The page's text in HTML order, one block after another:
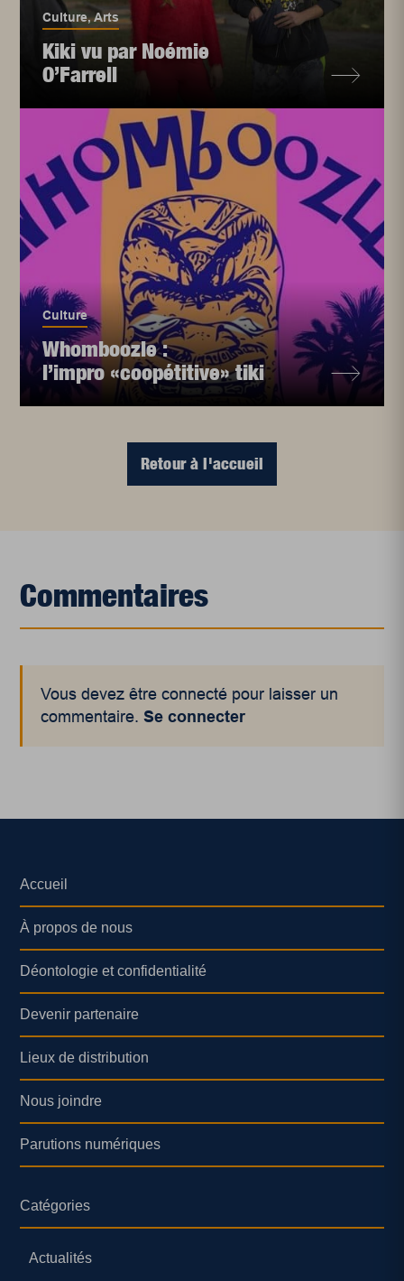
Culture,Arts
Kiki vu par Noémie
O’Farrell
Culture
Whomboozle :
l’impro «coopétitive» tiki
Retour à l'accueil
Commentaires
Vous devez être connecté pour laisser un
commentaire.Se connecter
Accueil
À propos de nous
Déontologie et confidentialité
Devenir partenaire
Lieux de distribution
Nous joindre
Parutions numériques
Catégories
Actualités